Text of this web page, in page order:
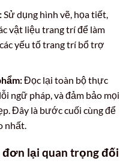
Sử dụng hình vẽ, họa tiết,
vật liệu trang trí để làm
yếu tố trang trí bổ trợ
Đọc lại toàn bộ thực
ngữ pháp, và đảm bảo mọi
Đây là bước cuối cùng để
nhất.
lại quan trọng đối